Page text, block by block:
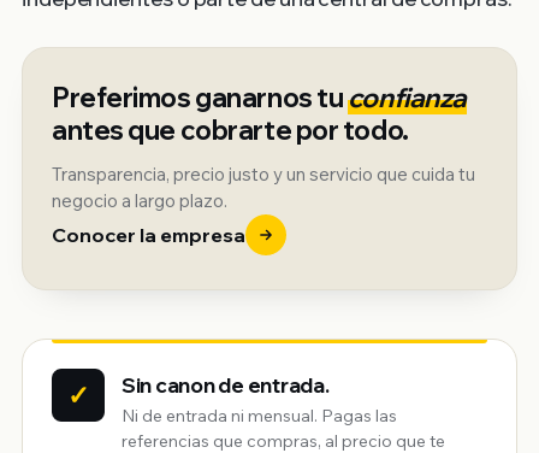
Preferimos ganarnos tuconfianza
antes que cobrarte por todo.
Transparencia, precio justo y un servicio que cuida tu
negocio a largo plazo.
Conocer la empresa
✓ Sin canon de entrada.
Ni de entrada ni mensual. Pagas las
referencias que compras, al precio que te